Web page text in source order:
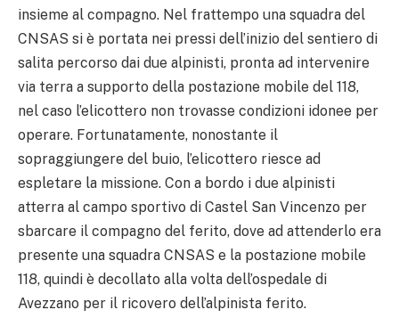
insieme al compagno. Nel frattempo una squadra del
CNSAS si è portata nei pressi dell’inizio del sentiero di
salita percorso dai due alpinisti, pronta ad intervenire
via terra a supporto della postazione mobile del 118,
nel caso l’elicottero non trovasse condizioni idonee per
operare. Fortunatamente, nonostante il
sopraggiungere del buio, l’elicottero riesce ad
espletare la missione. Con a bordo i due alpinisti
atterra al campo sportivo di Castel San Vincenzo per
sbarcare il compagno del ferito, dove ad attenderlo era
presente una squadra CNSAS e la postazione mobile
118, quindi è decollato alla volta dell’ospedale di
Avezzano per il ricovero dell’alpinista ferito.